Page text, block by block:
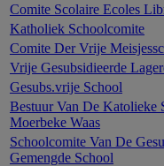
Comite Scolaire Ecoles
Katholiek Schoolcomite
Comite Der Vrije
Vrije Gesubsidieerde
Gesubs.vrije School
Bestuur Van De Katolieke
Moerbeke Waas
Schoolcomite Van De
Gemengde School